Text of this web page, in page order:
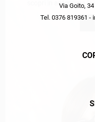
Via Goito,
Tel. 0376 819361 -
scopri in anteprima